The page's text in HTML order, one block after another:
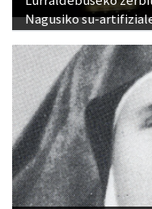
Nagusiko su-